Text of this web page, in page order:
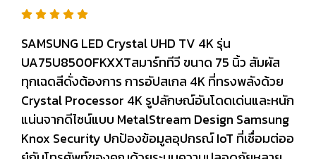
SAMSUNG LED Crystal UHD TV 4K รุ่น
UA75U8500FKXXTสมาร์ททีวี ขนาด 75 นิ้ว สัมผัส
ทุกเฉดสีดั่งต้องการ การอัปสเกล 4K ที่ทรงพลังด้วย
Crystal Processor 4K รูปลักษณ์อันโดดเด่นและหนัก
แน่นจากดีไซน์แบบ MetalStream Design Samsung
Knox Security ปกป้องข้อมูลอุปกรณ์ IoT ที่เชื่อมต่ออ